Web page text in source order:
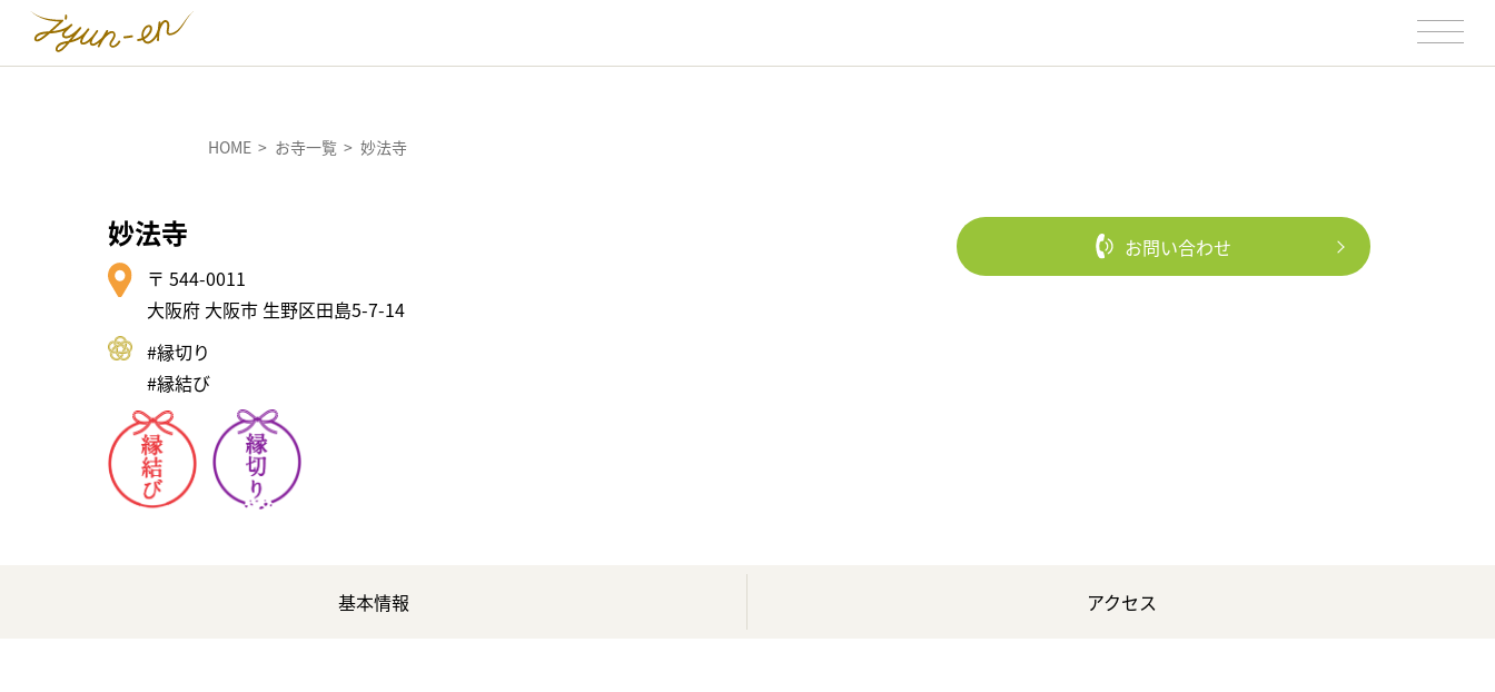
HOME お寺一覧 妙法寺
妙法寺
〒 544-0011
大阪府 大阪市 生野区田島5-7-14
#縁切り
#縁結び
お問い合わせ
基本情報 アクセス